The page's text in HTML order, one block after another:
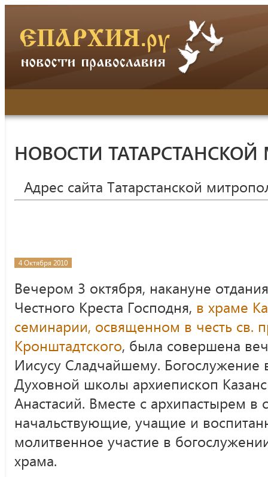
НОВОСТИ
Адрес сайта Татарстанской
4 Октября 2010
Вечером 3 октября, накануне
Честного Креста Господня, в храме
семинарии, освященном в честь св.
Кронштадтского, была совершена
Иисусу Сладчайшему. Богослужение
Духовной школы архиепископ
Анастасий. Вместе с архипастырем в
начальствующие, учащие и
молитвенное участие в
храма.